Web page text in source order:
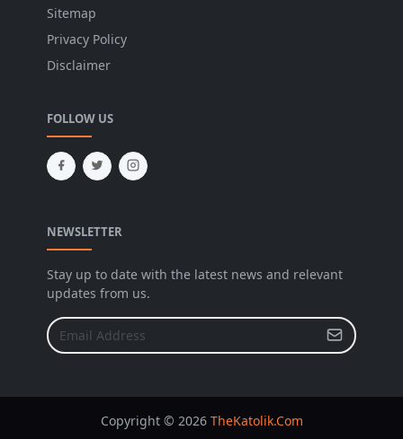
Sitemap
Privacy Policy
Disclaimer
FOLLOW US
NEWSLETTER
Stay up to date with the latest news and relevant
updates from us.
Copyright © 2026 TheKatolik.Com